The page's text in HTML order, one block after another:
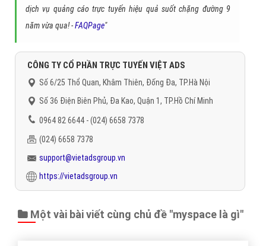
dịch vụ quảng cáo trực tuyến hiệu quả suốt chặng đường 9
năm vừa qua! -FAQPage"
CÔNG TY CỔ PHẦN TRỰC TUYẾN VIỆT ADS
Số 6/25 Thổ Quan, Khâm Thiên, Đống Đa, TP.Hà Nội
Số 36 Điện Biên Phủ, Đa Kao, Quận 1, TP.Hồ Chí Minh
0964 82 6644 - (024) 6658 7378
(024) 6658 7378
support@vietadsgroup.vn
https://vietadsgroup.vn
Một vài bài viết cùng chủ đề "myspace là gì"